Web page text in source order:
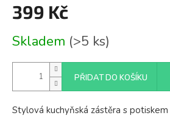
399 Kč
cena:
Skladem (>5 ks)
PŘIDAT DO KOŠÍKU
Stylová kuchyňská zástěra s potiskem